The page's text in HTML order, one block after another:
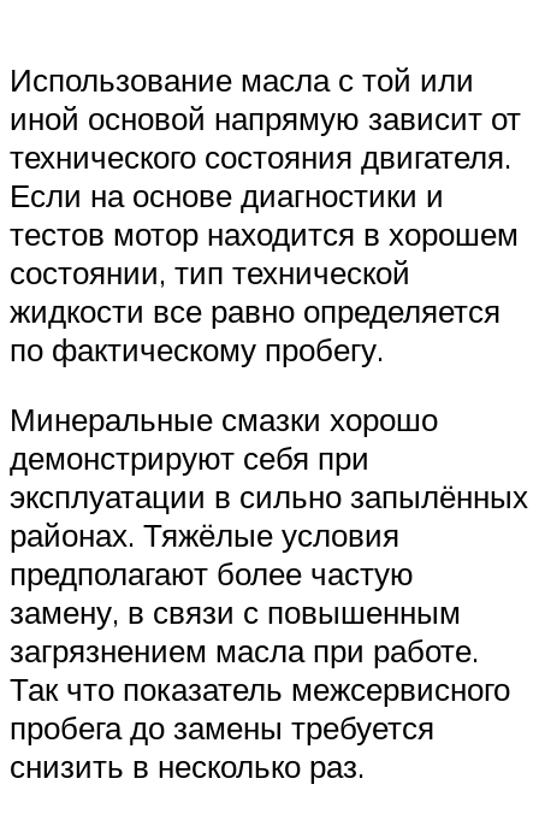
Использование масла с той или
иной основой напрямую зависит от
технического состояния двигателя.
Если на основе диагностики и
тестов мотор находится в хорошем
состоянии, тип технической
жидкости все равно определяется
по фактическому пробегу.
Минеральные смазки хорошо
демонстрируют себя при
эксплуатации в сильно запылённых
районах. Тяжёлые условия
предполагают более частую
замену, в связи с повышенным
загрязнением масла при работе.
Так что показатель межсервисного
пробега до замены требуется
снизить в несколько раз.